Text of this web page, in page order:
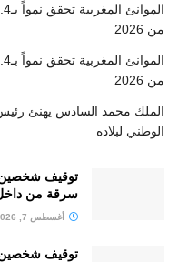
من 2026
من 2026
الملك محمد السادس يهنئ رئيس
الوطني لبلاده
توقيف شخصين
سرقة من داخل
أغسطس 7, 2026
توقيف شخصين